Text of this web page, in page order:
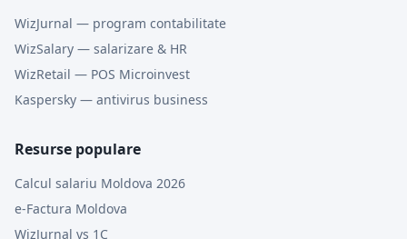
WizJurnal — program contabilitate
WizSalary — salarizare & HR
WizRetail — POS Microinvest
Kaspersky — antivirus business
Resurse populare
Calcul salariu Moldova 2026
e-Factura Moldova
WizJurnal vs 1C